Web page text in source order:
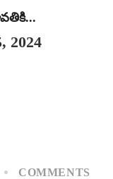
2024
COMMENTS